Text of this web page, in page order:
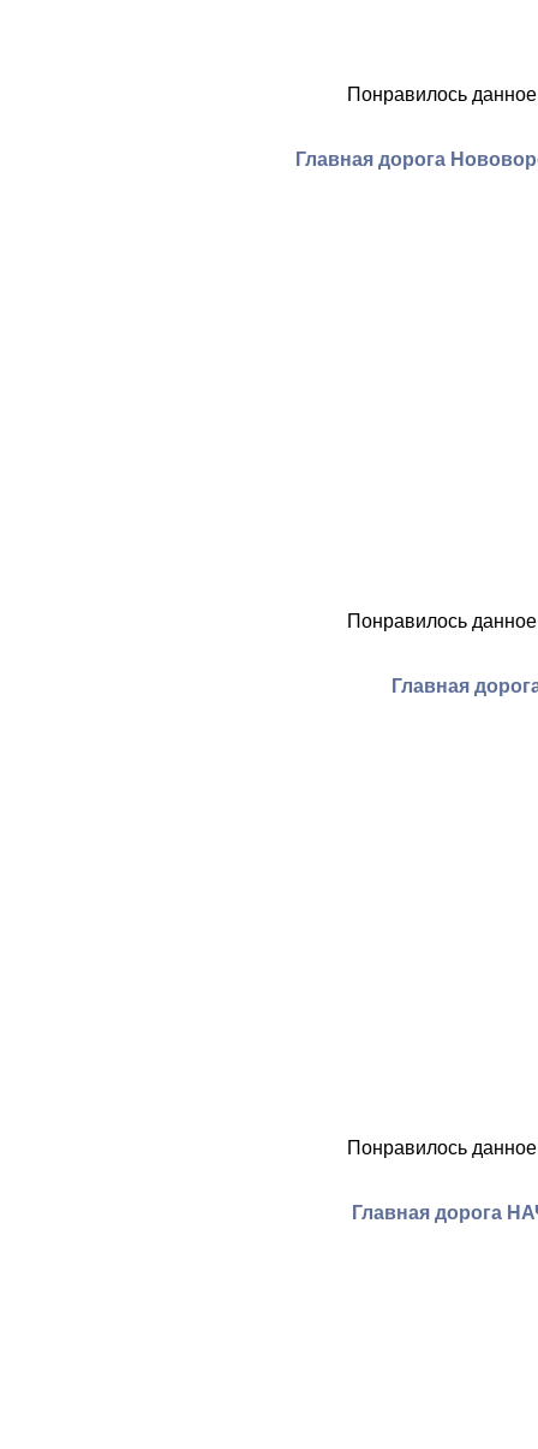
Понравилось
Главная дорога
Понравилось
Главная
Понравилось
Главная дорога